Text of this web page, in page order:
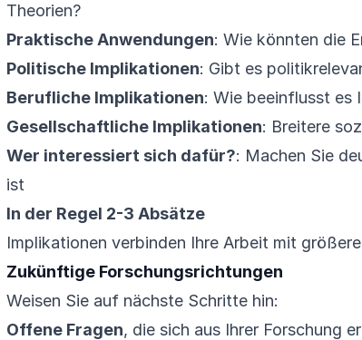
Theorien?
Praktische Anwendungen: Wie könnten die
Politische Implikationen: Gibt es
Berufliche Implikationen: Wie beeinflusst es
Gesellschaftliche Implikationen: Breitere
Wer interessiert sich dafür?: Machen Sie
ist
In der Regel 2-3 Absätze
Implikationen verbinden Ihre Arbeit mit
Zukünftige Forschungsrichtungen
Weisen Sie auf nächste Schritte hin:
Offene Fragen, die sich aus Ihrer Forschung